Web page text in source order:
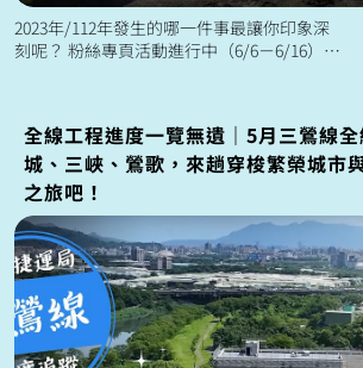
2023年/112年發生的哪一件事最讓你印象深
刻呢？ 粉絲專頁活動進行中（6/6－6/16）
全線工程進度一覽無遺｜5月三鶯線
城、三峽、鶯歌，來趟穿梭繁榮城市
之旅吧！